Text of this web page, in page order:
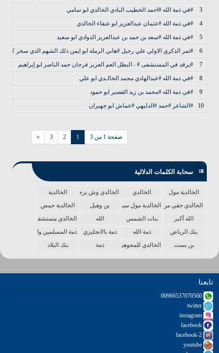
3
#في ذمة الله #احمد الخطيب البادي الخالدي ابو سامي
4
#في ذمة الله #عثمان عبدالعزيز ابو عنقاء الخالدي
5
#في ذمة الله #سعد بن حمد بن عبدالعزيز الذوادي ابو سعيد
6
#تمر الذكري الاولي علي رحيل #هاني الرمله ابو ايمن ذلك الشهم الذي سخر كل
7
#يرقد في المستشفى # - البطل العم العزيز فرحان حمد الناصر ابو إبراهيم
8
#في ذمة الله #عبدالهادي محمد الخالـدي ابو علي
9
#في ذمة الله #محمد بن زيد القصير ابو حمود
10
#الشاعر #حمد #الدليهي #عماش ابو جهيران
صفحة 1 من 3 1
2
3
»
سحابة الكلمات الدلالية
الخالدية مول الخالدي الخالدي وش يرجع
الخالدية
الخالدي حقي من الدنياالخالدية مول سينما بن وهيل
الخالدية حمص
الله أكبر
بنات الشمس الله
الخالدي مستشفى
بنك الرياض
ذمة الله ذمة بالانجليزي
ذمة المسلمين واحدة
بن بست
الخالدي للمجوهرات ذمة بنك البلاد
تابعنا